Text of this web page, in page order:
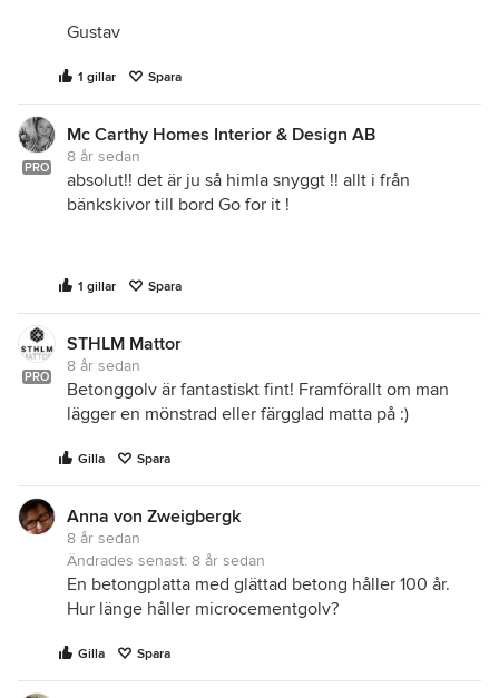
Gustav
1 gillar Spara
PRO
Mc Carthy Homes Interior & Design AB
8 år sedan
absolut!! det är ju så himla snyggt !! allt i från
bänkskivor till bord Go for it !
1 gillar Spara
PRO
STHLM Mattor
8 år sedan
Betonggolv är fantastiskt fint! Framförallt om man
lägger en mönstrad eller färgglad matta på :)
Gilla Spara
Anna von Zweigbergk
8 år sedan
Ändrades senast: 8 år sedan
En betongplatta med glättad betong håller 100 år.
Hur länge håller microcementgolv?
Gilla Spara